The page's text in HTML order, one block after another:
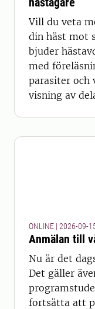
Vill du veta
din häst mot
bjuder
med
parasiter och
visning av
ONLINE | 2026-09-
Anmälan till
Nu är det
Det gäller
fortsätta att